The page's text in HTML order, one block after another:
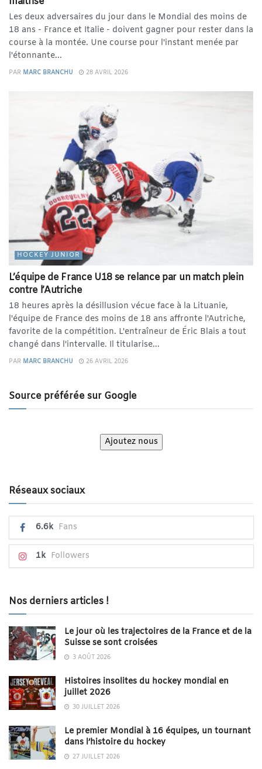
Les deux adversaires du jour dans le Mondial des moins de
18 ans - France et Italie - doivent gagner pour rester dans la
course à la montée. Une course pour l'instant menée par
l'étonnante...
PAR MARC BRANCHU 28 AVRIL 2026
HOCKEY JUNIOR
L’équipe de France U18 se relance par un match plein
contre l’Autriche
18 heures après la désillusion vécue face à la Lituanie,
l'équipe de France des moins de 18 ans affronte l'Autriche,
favorite de la compétition. L'entraîneur de Éric Blais a tout
changé dans l'intervalle. Il titularise...
PAR MARC BRANCHU 26 AVRIL 2026
Source préférée sur Google
Ajoutez nous
Réseaux sociaux
6.6k Fans
1k Followers
Nos derniers articles !
Le jour où les trajectoires de la France et de la
Suisse se sont croisées
3 AOÛT 2026
Histoires insolites du hockey mondial en
juillet 2026
30 JUILLET 2026
Le premier Mondial à 16 équipes, un tournant
dans l’histoire du hockey
27 JUILLET 2026